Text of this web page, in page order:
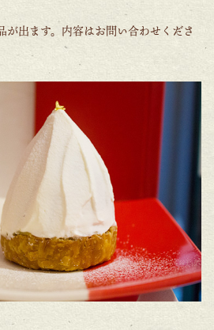
出ます。内容はお問い合わせくださ